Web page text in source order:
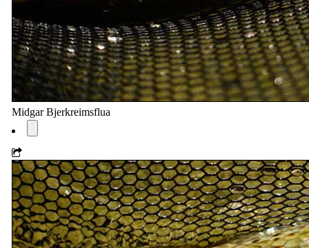
Midgar Bjerkreimsflua